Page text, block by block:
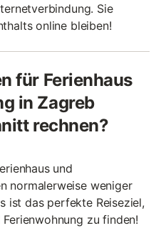
Sie
online bleiben!
für Ferienhaus
in Zagreb
rechnen?
und
normalerweise weniger
ist das perfekte Reiseziel,
zu finden!